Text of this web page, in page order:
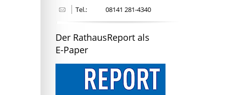
Tel.: 08141 281-4340
Der RathausReport als
E-Paper